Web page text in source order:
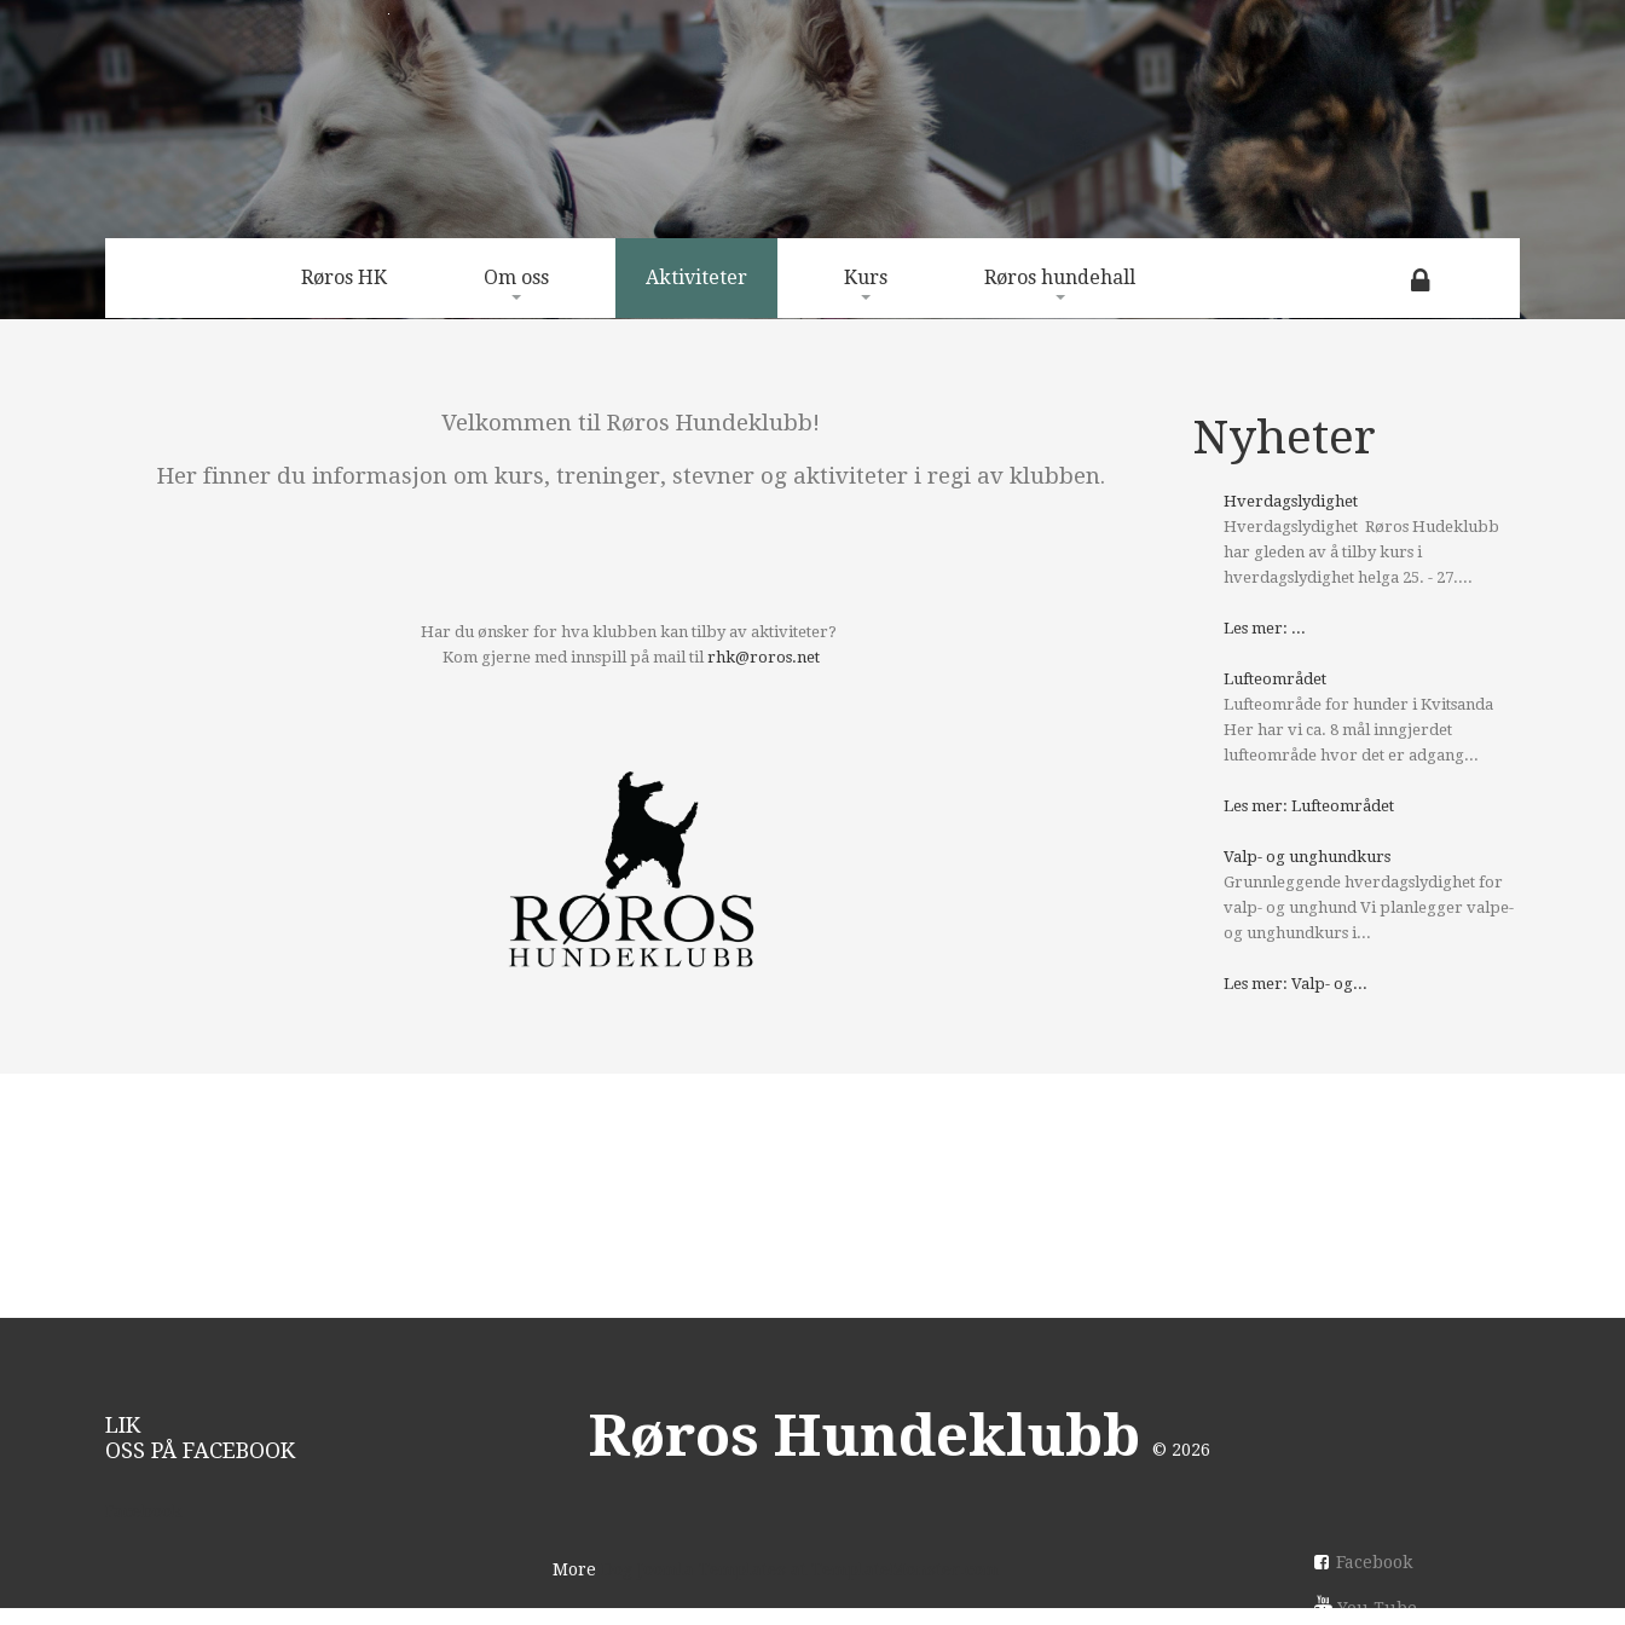
Røros HK Om oss
Styret
Aktiviteter
Besøkshund
Kurs
Agilitykurs for nybegynnere
Røros hundehall
Velkommen til Røros Hundeklubb!
Her finner du informasjon om kurs, treninger, stevner og aktiviteter i regi av klubben.
Har du ønsker for hva klubben kan tilby av aktiviteter?
Kom gjerne med innspill på mail tilrhk@roros.net
Nyheter
Hverdagslydighet
Hverdagslydighet Røros Hudeklubb
har gleden av å tilby kurs i
hverdagslydighet helga 25. - 27....
Les mer: ...
Lufteområdet
Lufteområde for hunder i Kvitsanda
Her har vi ca. 8 mål inngjerdet
lufteområde hvor det er adgang...
Les mer: Lufteområdet
Valp- og unghundkurs
Grunnleggende hverdagslydighet for
valp- og unghund Vi planlegger valpe-
og unghundkurs i...
Les mer: Valp- og...
Røros Hundeklubb © 2026
LIK
OSS PÅ FACEBOOK
Facebook
You Tube
More